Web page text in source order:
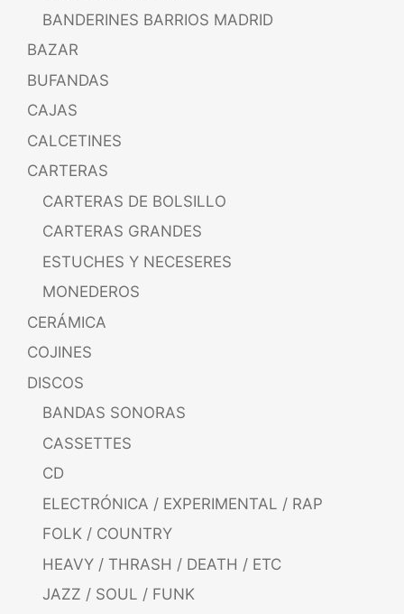
BANDERINES BARRIOS MADRID
BAZAR
BUFANDAS
CAJAS
CALCETINES
CARTERAS
CARTERAS DE BOLSILLO
CARTERAS GRANDES
ESTUCHES Y NECESERES
MONEDEROS
CERÁMICA
COJINES
DISCOS
BANDAS SONORAS
CASSETTES
CD
ELECTRÓNICA / EXPERIMENTAL / RAP
FOLK / COUNTRY
HEAVY / THRASH / DEATH / ETC
JAZZ / SOUL / FUNK